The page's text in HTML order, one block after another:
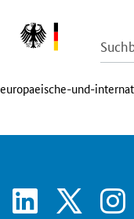
europaeische-und-
linkedin